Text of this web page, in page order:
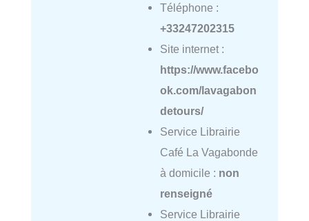
Téléphone :
+33247202315
Site internet :
https://www.facebo
ok.com/lavagabon
detours/
Service Librairie
Café La Vagabonde
à domicile : non
renseigné
Service Librairie